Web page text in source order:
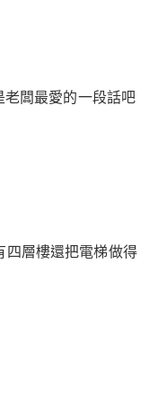
闆最愛的一段話吧
四層樓還把電梯做得